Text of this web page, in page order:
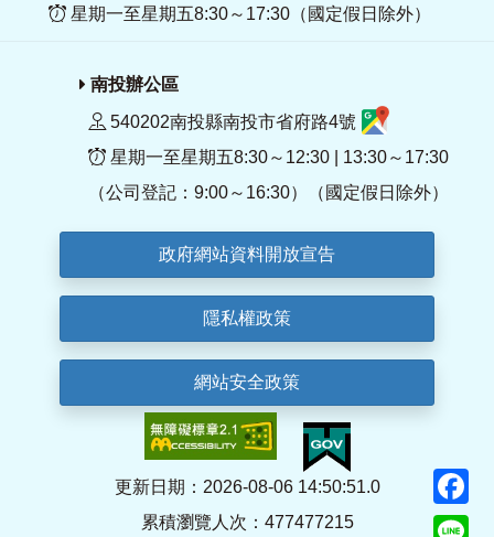
星期一至星期五8:30～17:30（國定假日除外）
南投辦公區
540202南投縣南投市省府路4號
星期一至星期五8:30～12:30 | 13:30～17:30
（公司登記：9:00～16:30）（國定假日除外）
政府網站資料開放宣告
隱私權政策
網站安全政策
更新日期：2026-08-06 14:50:51.0
累積瀏覽人次：477477215